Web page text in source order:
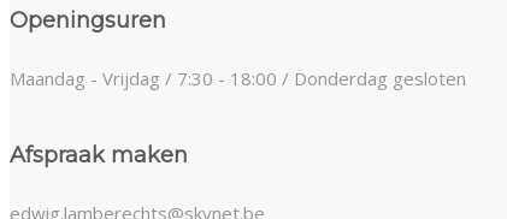
Openingsuren
Maandag - Vrijdag / 7:30 - 18:00 / Donderdag gesloten
Afspraak maken
edwig.lamberechts@skynet.be